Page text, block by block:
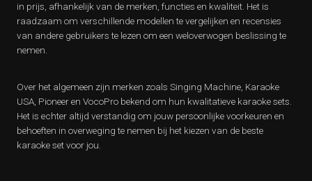
in prijs, afhankelijk van de merken, functies en kwaliteit. Het is
raadzaam om verschillende modellen te vergelijken en recensies
van andere gebruikers te lezen om een weloverwogen beslissing te
nemen.
Over het algemeen zijn merken zoals Singing Machine, Karaoke
USA, Pioneer en VocoPro bekend om hun kwalitatieve karaoke sets.
Het is echter altijd verstandig om jouw persoonlijke voorkeuren en
behoeften in overweging te nemen bij het kiezen van de beste
karaoke set voor jou.